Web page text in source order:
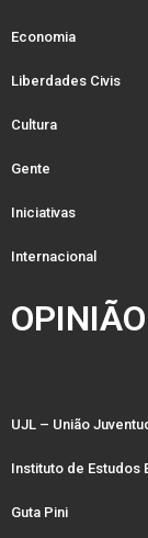
Economia
Liberdades Civis
Cultura
Gente
Iniciativas
Internacional
OPINIÃO
UJL – União
Instituto de Estudos
Guta Pini